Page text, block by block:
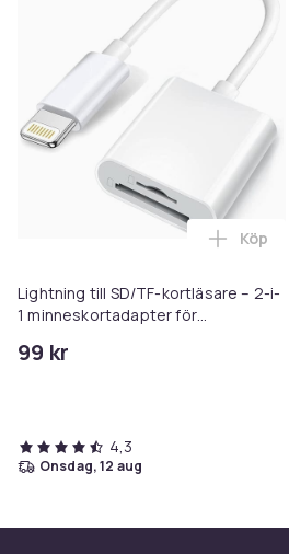
Lightning till SD/TF-kortläsare – 2-i-
1 minneskortadapter för
99 kr
Lägg
Köp
4,3
onsdag, 12 aug